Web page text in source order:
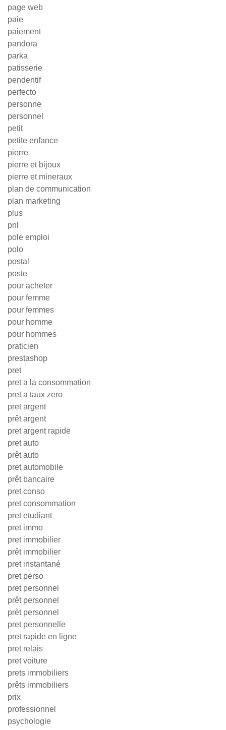
page web
paie
paiement
pandora
parka
patisserie
pendentif
perfecto
personne
personnel
petit
petite enfance
pierre
pierre et bijoux
pierre et mineraux
plan de communication
plan marketing
plus
pnl
pole emploi
polo
postal
poste
pour acheter
pour femme
pour femmes
pour homme
pour hommes
praticien
prestashop
pret
pret a la consommation
pret a taux zero
pret argent
prêt argent
pret argent rapide
pret auto
prêt auto
pret automobile
prêt bancaire
pret conso
pret consommation
pret etudiant
pret immo
pret immobilier
prêt immobilier
pret instantané
pret perso
pret personnel
prêt personnel
prèt personnel
pret personnelle
pret rapide en ligne
pret relais
pret voiture
prets immobiliers
prêts immobiliers
prix
professionnel
psychologie